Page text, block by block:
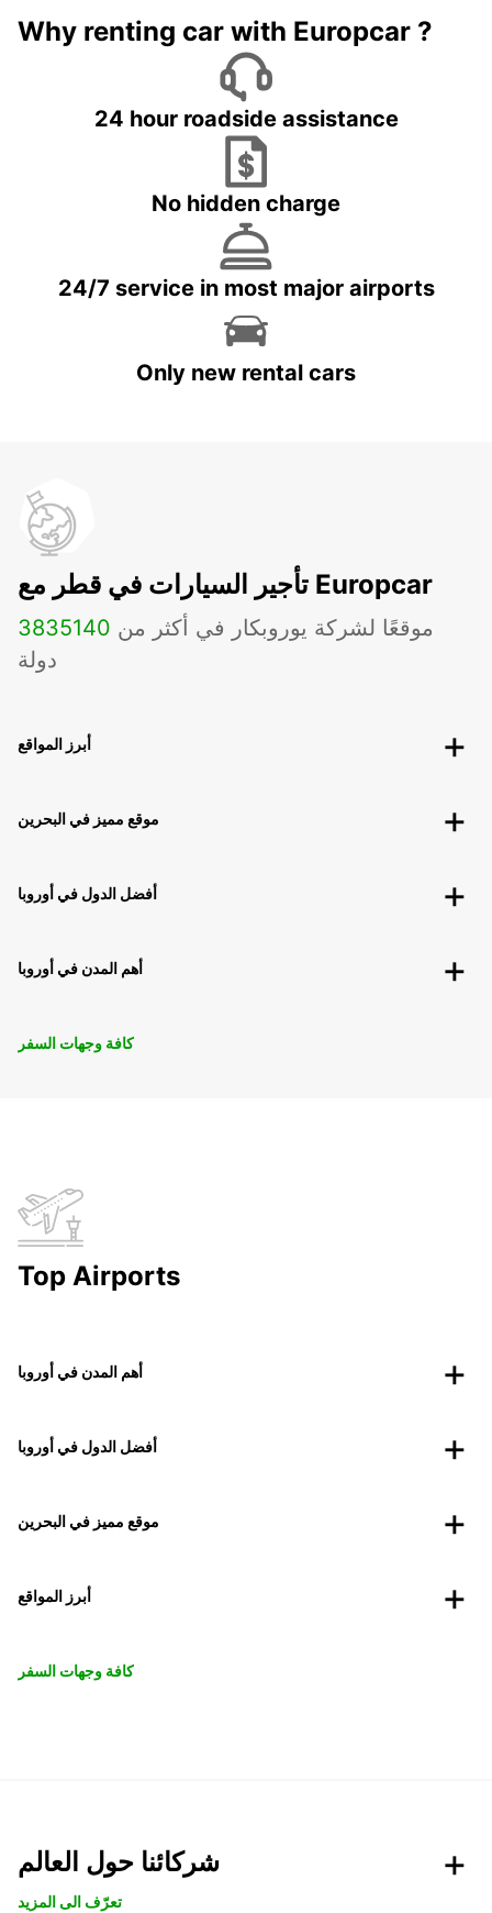
Why renting car with Europcar ?
24 hour roadside assistance
No hidden charge
24/7 service in most major airports
Only new rental cars
تأجير السيارات في قطر مع Europcar
3835 موقعًا لشركة يوروبكار في أكثر من 140
دولة
أبرز المواقع
موقع مميز في البحرين
أفضل الدول في أوروبا
أهم المدن في أوروبا
كافة وجهات السفر
Top Airports
أهم المدن في أوروبا
أفضل الدول في أوروبا
موقع مميز في البحرين
أبرز المواقع
كافة وجهات السفر
شركائنا حول العالم
تعرّف الى المزيد